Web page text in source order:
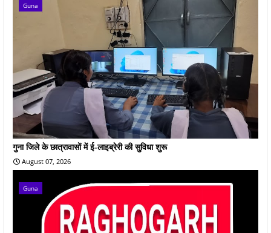
Guna
गुना जिले के छात्रावासों में ई-लाइब्रेरी की सुविधा शुरू
August 07, 2026
Guna